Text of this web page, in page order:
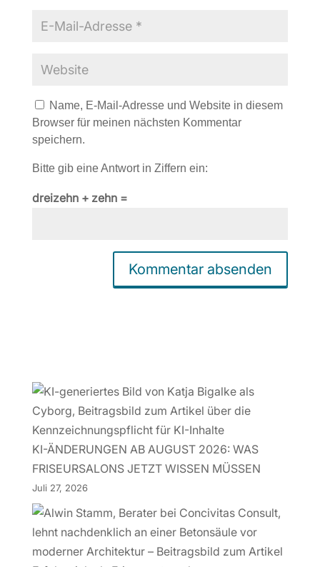
Name, E-Mail-Adresse und Website in diesem
Browser für meinen nächsten Kommentar
speichern.
Bitte gib eine Antwort in Ziffern ein:
dreizehn + zehn =
KI-ÄNDERUNGEN AB AUGUST 2026: WAS
FRISEURSALONS JETZT WISSEN MÜSSEN
Juli 27, 2026